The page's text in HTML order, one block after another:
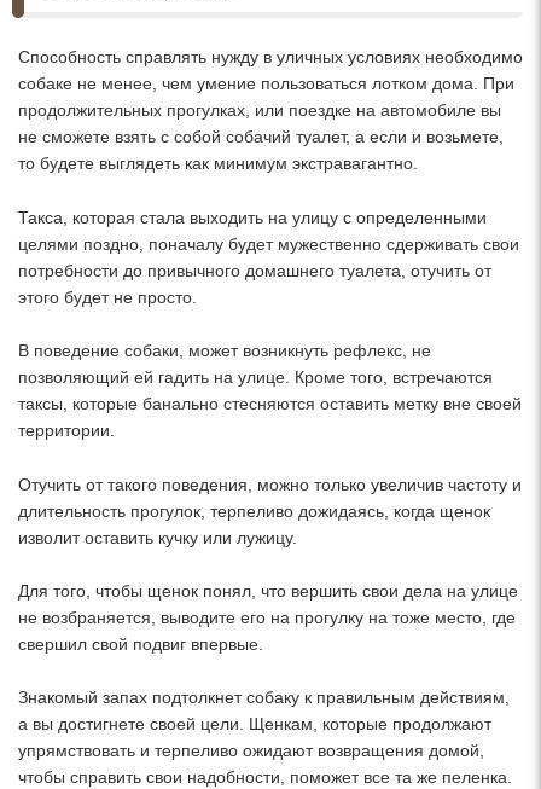
Способность справлять нужду в уличных условиях необходимо
собаке не менее, чем умение пользоваться лотком дома. При
продолжительных прогулках, или поездке на автомобиле вы
не сможете взять с собой собачий туалет, а если и возьмете,
то будете выглядеть как минимум экстравагантно.
Такса, которая стала выходить на улицу с определенными
целями поздно, поначалу будет мужественно сдерживать свои
потребности до привычного домашнего туалета, отучить от
этого будет не просто.
В поведение собаки, может возникнуть рефлекс, не
позволяющий ей гадить на улице. Кроме того, встречаются
таксы, которые банально стесняются оставить метку вне своей
территории.
Отучить от такого поведения, можно только увеличив частоту и
длительность прогулок, терпеливо дожидаясь, когда щенок
изволит оставить кучку или лужицу.
Для того, чтобы щенок понял, что вершить свои дела на улице
не возбраняется, выводите его на прогулку на тоже место, где
свершил свой подвиг впервые.
Знакомый запах подтолкнет собаку к правильным действиям,
а вы достигнете своей цели. Щенкам, которые продолжают
упрямствовать и терпеливо ожидают возвращения домой,
чтобы справить свои надобности, поможет все та же пеленка.